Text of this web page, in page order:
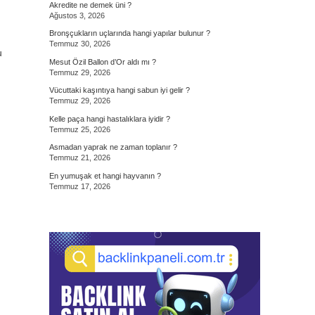
Akredite ne demek üni ?
Ağustos 3, 2026
Bronşçukların uçlarında hangi yapılar bulunur ?
Temmuz 30, 2026
Mesut Özil Ballon d’Or aldı mı ?
Temmuz 29, 2026
Vücuttaki kaşıntıya hangi sabun iyi gelir ?
Temmuz 29, 2026
Kelle paça hangi hastalıklara iyidir ?
Temmuz 25, 2026
Asmadan yaprak ne zaman toplanır ?
Temmuz 21, 2026
En yumuşak et hangi hayvanın ?
Temmuz 17, 2026